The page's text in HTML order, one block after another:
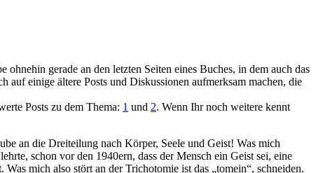
gerade an den letzten Seiten eines Buches, in dem auch das
auf einige ältere Posts und Diskussionen aufmerksam machen, die
Posts zu dem Thema: 1 und 2. Wenn Ihr noch weitere kennt
an die Dreiteilung nach Körper, Seele und Geist! Was mich
schon vor den 1940ern, dass der Mensch ein Geist sei, eine
mich also stört an der Trichotomie ist das „tomein“, schneiden.